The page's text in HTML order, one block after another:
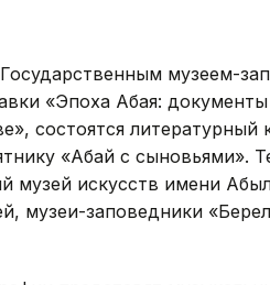
музеем-
«Эпоха Абая:
состоятся литературный
«Абай с сыновьями».
музей искусств имени
музеи-заповедники